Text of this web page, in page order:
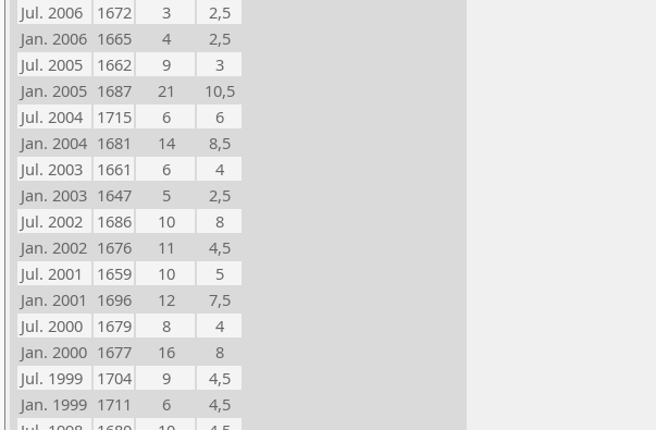
Jul. 2006
1672 3
2,5
Jan. 2006 1665 4
2,5
Jul. 2005
1662 9
3
Jan. 2005 1687 21
10,5
Jul. 2004
1715 6
6
Jan. 2004 1681 14
8,5
Jul. 2003
1661 6
4
Jan. 2003 1647 5
2,5
Jul. 2002
1686 10
8
Jan. 2002 1676 11
4,5
Jul. 2001
1659 10
5
Jan. 2001 1696 12
7,5
Jul. 2000
1679 8
4
Jan. 2000 1677 16
8
Jul. 1999
1704 9
4,5
Jan. 1999 1711 6
4,5